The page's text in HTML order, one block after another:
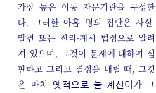
가장 높은 이동 자문기관을 구성한
다. 그러한 아홉 명의 집단은 사실-
발견 또는 진리-계시 법정으로 알려
져 있으며, 그것이 문제에 대하여 심
판하고 그리고 결정을 내릴 때, 그것
은 마치
옛적으로 늘 계신이가 그